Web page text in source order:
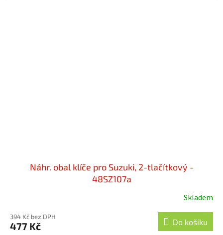
Náhr. obal klíče pro Suzuki, 2-tlačítkový -
48SZ107a
Skladem
394 Kč bez DPH
477 Kč Do košíku